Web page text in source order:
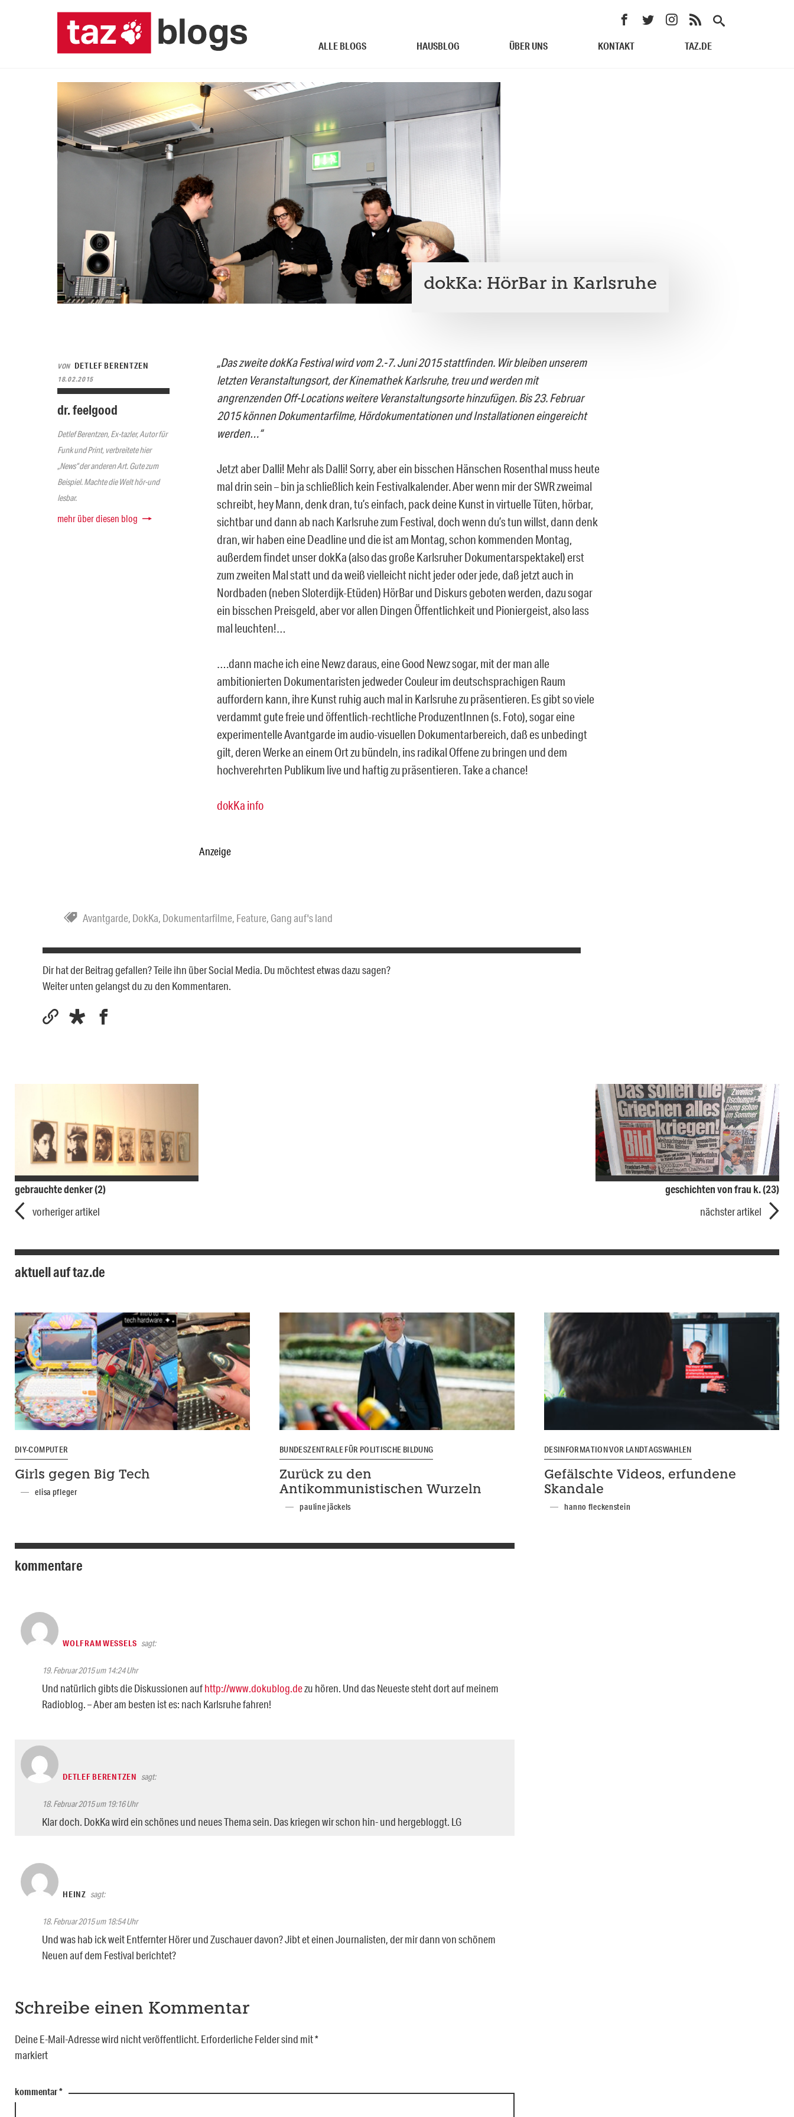
ALLE BLOGS HAUSBLOG ÜBER UNS KONTAKT TAZ.DE
dokKa: HörBar in Karlsruhe
VON DETLEF BERENTZEN
18.02.2015
dr. feelgood
Detlef Berentzen, Ex-tazler, Autor für
Funk und Print, verbreitete hier
„News“ der anderen Art. Gute zum
Beispiel. Machte die Welt hör-und
lesbar.
mehr über diesen blog
„Das zweite dokKa Festival wird vom 2.-7. Juni 2015 stattfinden. Wir bleiben unserem
letzten Veranstaltungsort, der Kinemathek Karlsruhe, treu und werden mit
angrenzenden Off-Locations weitere Veranstaltungsorte hinzufügen. Bis 23. Februar
2015 können Dokumentarfilme, Hördokumentationen und Installationen eingereicht
werden…“
Jetzt aber Dalli! Mehr als Dalli! Sorry, aber ein bisschen Hänschen Rosenthal muss heute
mal drin sein – bin ja schließlich kein Festivalkalender. Aber wenn mir der SWR zweimal
schreibt, hey Mann, denk dran, tu’s einfach, pack deine Kunst in virtuelle Tüten, hörbar,
sichtbar und dann ab nach Karlsruhe zum Festival, doch wenn du’s tun willst, dann denk
dran, wir haben eine Deadline und die ist am Montag, schon kommenden Montag,
außerdem findet unser dokKa (also das große Karlsruher Dokumentarspektakel) erst
zum zweiten Mal statt und da weiß vielleicht nicht jeder oder jede, daß jetzt auch in
Nordbaden (neben Sloterdijk-Etüden) HörBar und Diskurs geboten werden, dazu sogar
ein bisschen Preisgeld, aber vor allen Dingen Öffentlichkeit und Pioniergeist, also lass
mal leuchten!…
….dann mache ich eine Newz daraus, eine Good Newz sogar, mit der man alle
ambitionierten Dokumentaristen jedweder Couleur im deutschsprachigen Raum
auffordern kann, ihre Kunst ruhig auch mal in Karlsruhe zu präsentieren. Es gibt so viele
verdammt gute freie und öffentlich-rechtliche ProduzentInnen (s. Foto), sogar eine
experimentelle Avantgarde im audio-visuellen Dokumentarbereich, daß es unbedingt
gilt, deren Werke an einem Ort zu bündeln, ins radikal Offene zu bringen und dem
hochverehrten Publikum live und haftig zu präsentieren. Take a chance!
dokKa info
Anzeige
Avantgarde, DokKa, Dokumentarfilme, Feature, Gang auf's land
Dir hat der Beitrag gefallen? Teile ihn über Social Media. Du möchtest etwas dazu sagen?
Weiter unten gelangst du zu den Kommentaren.
gebrauchte denker (2)
vorheriger artikel
geschichten von frau k. (23)
nächster artikel
aktuell auf taz.de
DIY-COMPUTER
Girls gegen Big Tech
elisa pfleger
BUNDESZENTRALE FÜR POLITISCHE BILDUNG
Zurück zu den
Antikommunistischen Wurzeln
pauline jäckels
DESINFORMATION VOR LANDTAGSWAHLEN
Gefälschte Videos, erfundene
Skandale
hanno fleckenstein
kommentare
WOLFRAM WESSELS sagt:
19. Februar 2015 um 14:24 Uhr
Und natürlich gibts die Diskussionen aufhttp://www.dokublog.dezu hören. Und das Neueste steht dort auf meinem
Radioblog. – Aber am besten ist es: nach Karlsruhe fahren!
DETLEF BERENTZEN sagt:
18. Februar 2015 um 19:16 Uhr
Klar doch. DokKa wird ein schönes und neues Thema sein. Das kriegen wir schon hin- und hergebloggt. LG
HEINZ sagt:
18. Februar 2015 um 18:54 Uhr
Und was hab ick weit Entfernter Hörer und Zuschauer davon? Jibt et einen Journalisten, der mir dann von schönem
Neuen auf dem Festival berichtet?
Schreibe einen Kommentar
Deine E-Mail-Adresse wird nicht veröffentlicht. Erforderliche Felder sind mit*
markiert
kommentar*